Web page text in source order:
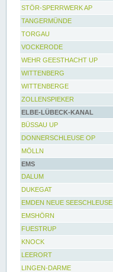
STÖR-SPERRWERK AP
TANGERMÜNDE
TORGAU
VOCKERODE
WEHR GEESTHACHT UP
WITTENBERG
WITTENBERGE
ZOLLENSPIEKER
ELBE-LÜBECK-KANAL
BÜSSAU UP
DONNERSCHLEUSE OP
MÖLLN
EMS
DALUM
DUKEGAT
EMDEN NEUE SEESCHLEUSE
EMSHÖRN
FUESTRUP
KNOCK
LEERORT
LINGEN-DARME